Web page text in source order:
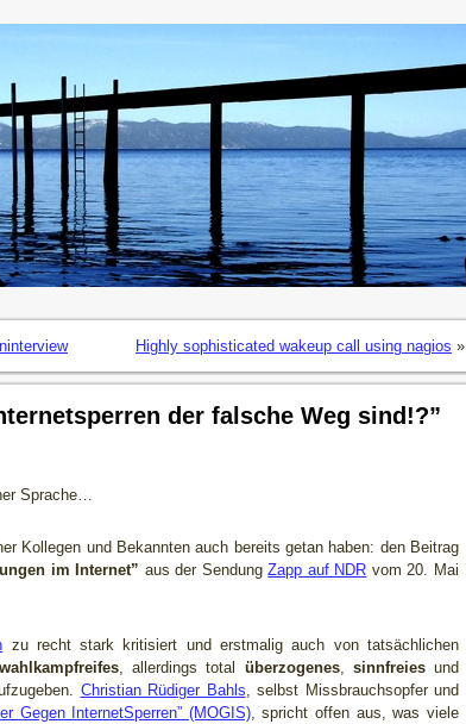
Highly sophisticated wakeup call using nagios »
der falsche Weg sind!?”
Sprache…
Kollegen und Bekannten auch bereits getan haben: den Beitrag
im Internet” aus der SendungZapp auf NDR vom 20. Mai
zu recht stark kritisiert und erstmalig auch von tatsächlichen
wahlkampfreifes, allerdings total überzogenes, sinnfreiesund
Christian Rüdiger Bahls, selbst Missbrauchsopfer und
Gegen InternetSperren” (MOGIS), spricht offen aus, was viele